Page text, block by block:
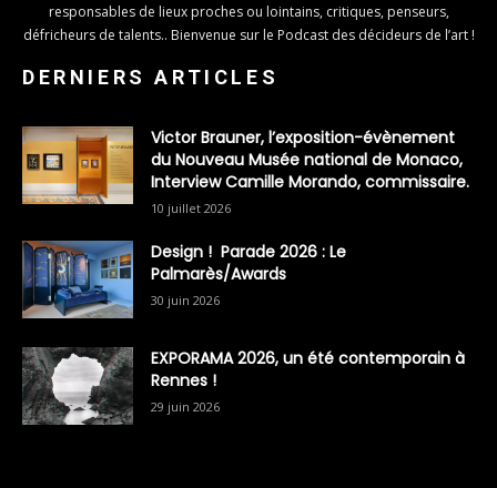
responsables de lieux proches ou lointains, critiques, penseurs,
défricheurs de talents.. Bienvenue sur le Podcast des décideurs de l’art !
DERNIERS ARTICLES
Victor Brauner, l’exposition-évènement
du Nouveau Musée national de Monaco,
Interview Camille Morando, commissaire.
10 juillet 2026
Design ! Parade 2026 : Le
Palmarès/Awards
30 juin 2026
EXPORAMA 2026, un été contemporain à
Rennes !
29 juin 2026